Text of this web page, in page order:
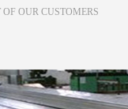
OUR CUSTOMERS